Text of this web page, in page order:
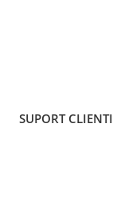
SUPORT CLIENTI